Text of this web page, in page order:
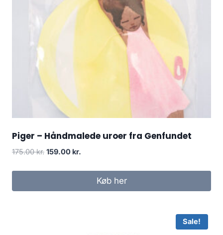
Piger – Håndmalede uroer fra Genfundet
175.00kr. 159.00 kr.
Køb her
Sale!